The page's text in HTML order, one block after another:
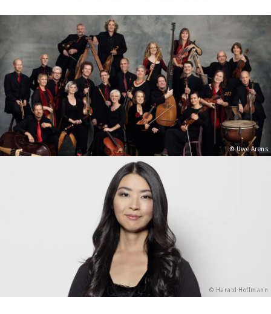
© Uwe Arens
© Harald Hoffmann